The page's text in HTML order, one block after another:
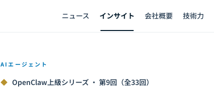
ニュース インサイト 会社概要 技術力
AIエージェント
◆ OpenClaw上級シリーズ · 第9回（全33回）